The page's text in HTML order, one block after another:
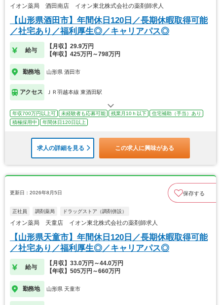
イオン薬局 酒田南店 イオン東北株式会社の薬剤師求人
【山形県酒田市】年間休日120日／長期休暇取得可能
／社宅あり／福利厚生◎／キャリアパス◎
給与
【月収】29.9万円
【年収】425万円～798万円
勤務地 山形県 酒田市
アクセス ＪＲ羽越本線 東酒田駅
年収700万円以上可 未経験者も応募可能 残業月10ｈ以下
住宅補助（手当）あり
積極採用中
年間休日120日以上
求人の詳細を見る この求人に興味がある
更新日：2026年8月5日 保存する
正社員 調剤薬局 ドラッグストア（調剤併設）
イオン薬局 天童店 イオン東北株式会社の薬剤師求人
【山形県天童市】年間休日120日／長期休暇取得可能
／社宅あり／福利厚生◎／キャリアパス◎
給与
【月収】33.0万円～44.0万円
【年収】505万円～660万円
勤務地 山形県 天童市